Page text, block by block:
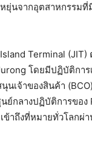
ยุ่นจากอุตสาหกรรมที่
Terminal (JIT)
โดยมีปฏิบัติกา
นเจ้าของสินค้า
ย์กลางปฏิบัติการของ
ข้าถึงที่หมายทั่วโลกผ่